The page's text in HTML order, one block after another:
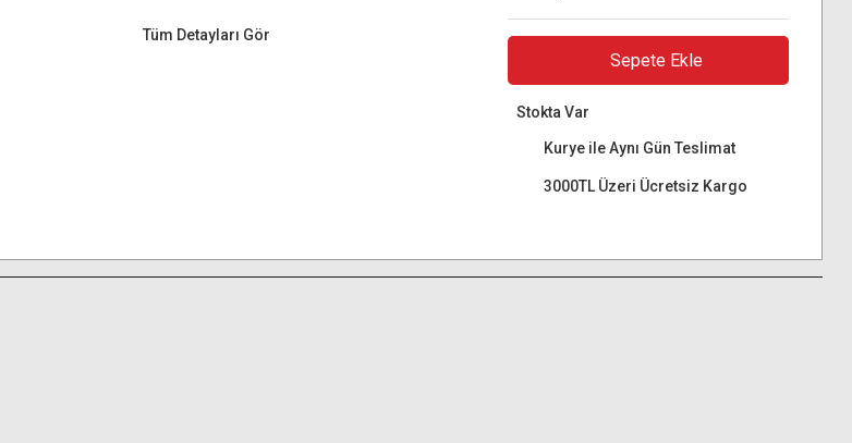
Tüm Detayları Gör
Sepete Ekle
Stokta Var
Kurye ile Aynı Gün Teslimat
3000TL Üzeri Ücretsiz Kargo